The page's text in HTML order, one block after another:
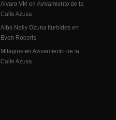
Alvaro VM en Avivamiento de la
Calle Azusa
Alba Nelly Ozuna Iturbides en
Evan Roberts
Milagros en Avivamiento de la
Calle Azusa